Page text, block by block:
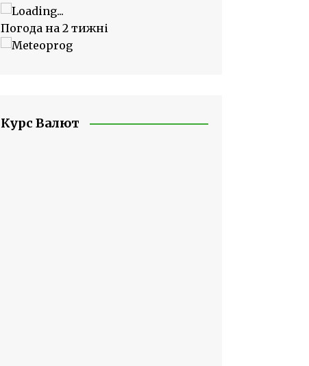
Погода на 2 тижні
Курс Валют